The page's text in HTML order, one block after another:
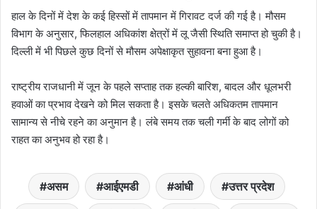
हाल के दिनों में देश के कई हिस्सों में तापमान में गिरावट दर्ज की गई है। मौसम
विभाग के अनुसार, फिलहाल अधिकांश क्षेत्रों में लू जैसी स्थिति समाप्त हो चुकी है।
दिल्ली में भी पिछले कुछ दिनों से मौसम अपेक्षाकृत सुहावना बना हुआ है।
राष्ट्रीय राजधानी में जून के पहले सप्ताह तक हल्की बारिश, बादल और धूलभरी
हवाओं का प्रभाव देखने को मिल सकता है। इसके चलते अधिकतम तापमान
सामान्य से नीचे रहने का अनुमान है। लंबे समय तक चली गर्मी के बाद लोगों को
राहत का अनुभव हो रहा है।
असम आईएमडी आंधी उत्तर प्रदेश